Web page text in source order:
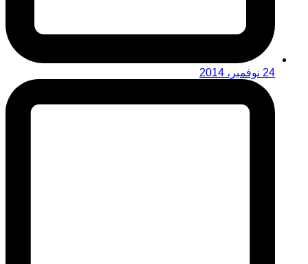
24 نوفمبر، 2014